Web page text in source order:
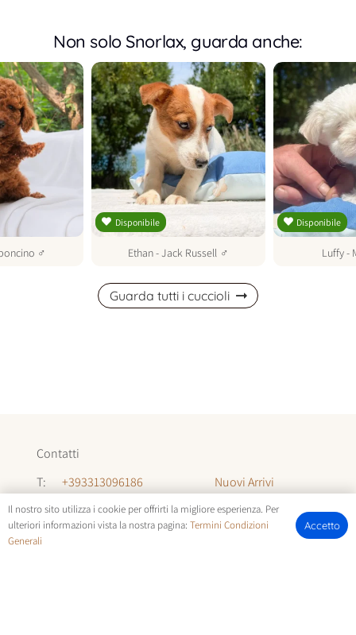
Non solo Snorlax, guarda anche:
♂
Disponibile
Ethan-Jack Russell ♂
Disponibile
Luffy-
Guarda tutti i cuccioli
Contatti
T:
+393313096186
T:
+393294142035
E:
Nuovi Arrivi
Informazioni
Chi Siamo
Il nostro sito utilizza i cookie per offrirti la migliore esperienza. Per
ulteriori informazioni vista la nostra pagina: Termini Condizioni
Generali
Accetto